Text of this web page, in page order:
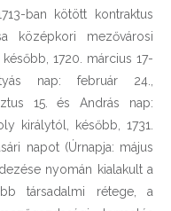
ban kötött kontraktus
középkori mezővárosi
1720. március 17-
nap: február 24.,
15. és András nap:
királytól, később, 1731.
napot (Úrnapja: május
nyomán kialakult a
társadalmi rétege, a